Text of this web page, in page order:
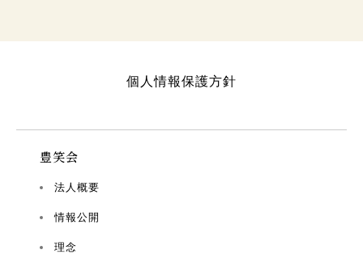
個人情報保護方針
豊笑会
法人概要
情報公開
理念